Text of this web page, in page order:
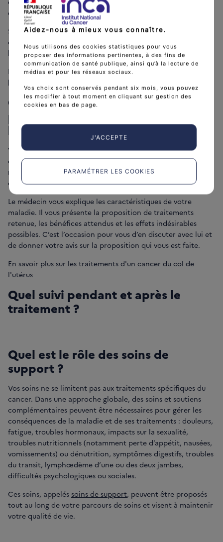
être pratiqués. C’est ce qu’on appelle le bilan diagnostique.
Seul unexamen anatomopathologiquede tissus prélevés lors
d’une biopsie ou retirés par conisation permet de confirmer
le diagnostic de cancer.
En savoir plus sur lediagnostic d'un cancer du col de
l'utérus
Quels sont les traitements
possibles d’un cancer du col de
l’utérus ?
Votre traitement est adapté à votre cas personnel et aux
caractéristiques de votre cancer. Il est discuté par des
médecins de différentes spécialités lors d’une réunion de
concertation pluridisciplinaire (RCP).
Le médecin vous explique les caractéristiques de votre
maladie. Il vous présente la proposition de traitements
retenue, les bénéfices attendus et les effets indésirables
possibles. C’est l’occasion pour vous d’en discuter avec lui et
de donner votre avis sur la proposition qui vous est faite.
En savoir plus sur les traitements d'un cancer du col de
l'utérus
Quel suivi pendant et après le
traitement ?
Quel est le rôle des soins de
support ?
Vos soins ne se limitent pas aux traitements spécifiques du
cancer. Dans une approche globale, des soins et soutiens
complémentaires peuvent être nécessaires pour gérer les
conséquences de la maladie et de ses traitements : douleurs,
fatigue, troubles hormonaux, impacts sur la sexualité,
troubles nutritionnels (notamment perte d’appétit, nausées,
vomissements) ou dénutrition, symptômes digestifs, troubles
du transit, lymphœdème d’une ou des deux jambes,
difficultés psychologiques ou sociales.
Ces soins, appelés soins de support, peuvent être proposés
tout au long de votre parcours de soins et visent à maintenir
votre qualité de vie.
Aidez-nous à mieux vous connaître.
Nous utilisons des cookies statistiques pour vous
proposer des informations pertinentes, à des fins de
communication de santé publique, ainsi qu’à la lecture de
médias et pour les réseaux sociaux.
Vos choix sont conservés pendant six mois, vous pouvez
les modifier à tout moment en cliquant sur gestion des
cookies en bas de page.
J'ACCEPTE
PARAMÉTRER LES COOKIES